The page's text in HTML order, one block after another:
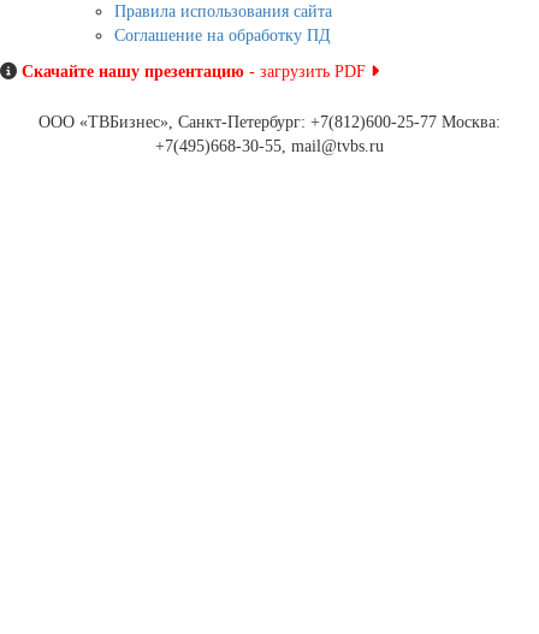
Правила использования сайта
Соглашение на обработку ПД
Скачайте нашу презентацию - загрузить PDF
ООО «ТВБизнес», Санкт-Петербург: +7(812)600-25-77 Москва:
+7(495)668-30-55, mail@tvbs.ru